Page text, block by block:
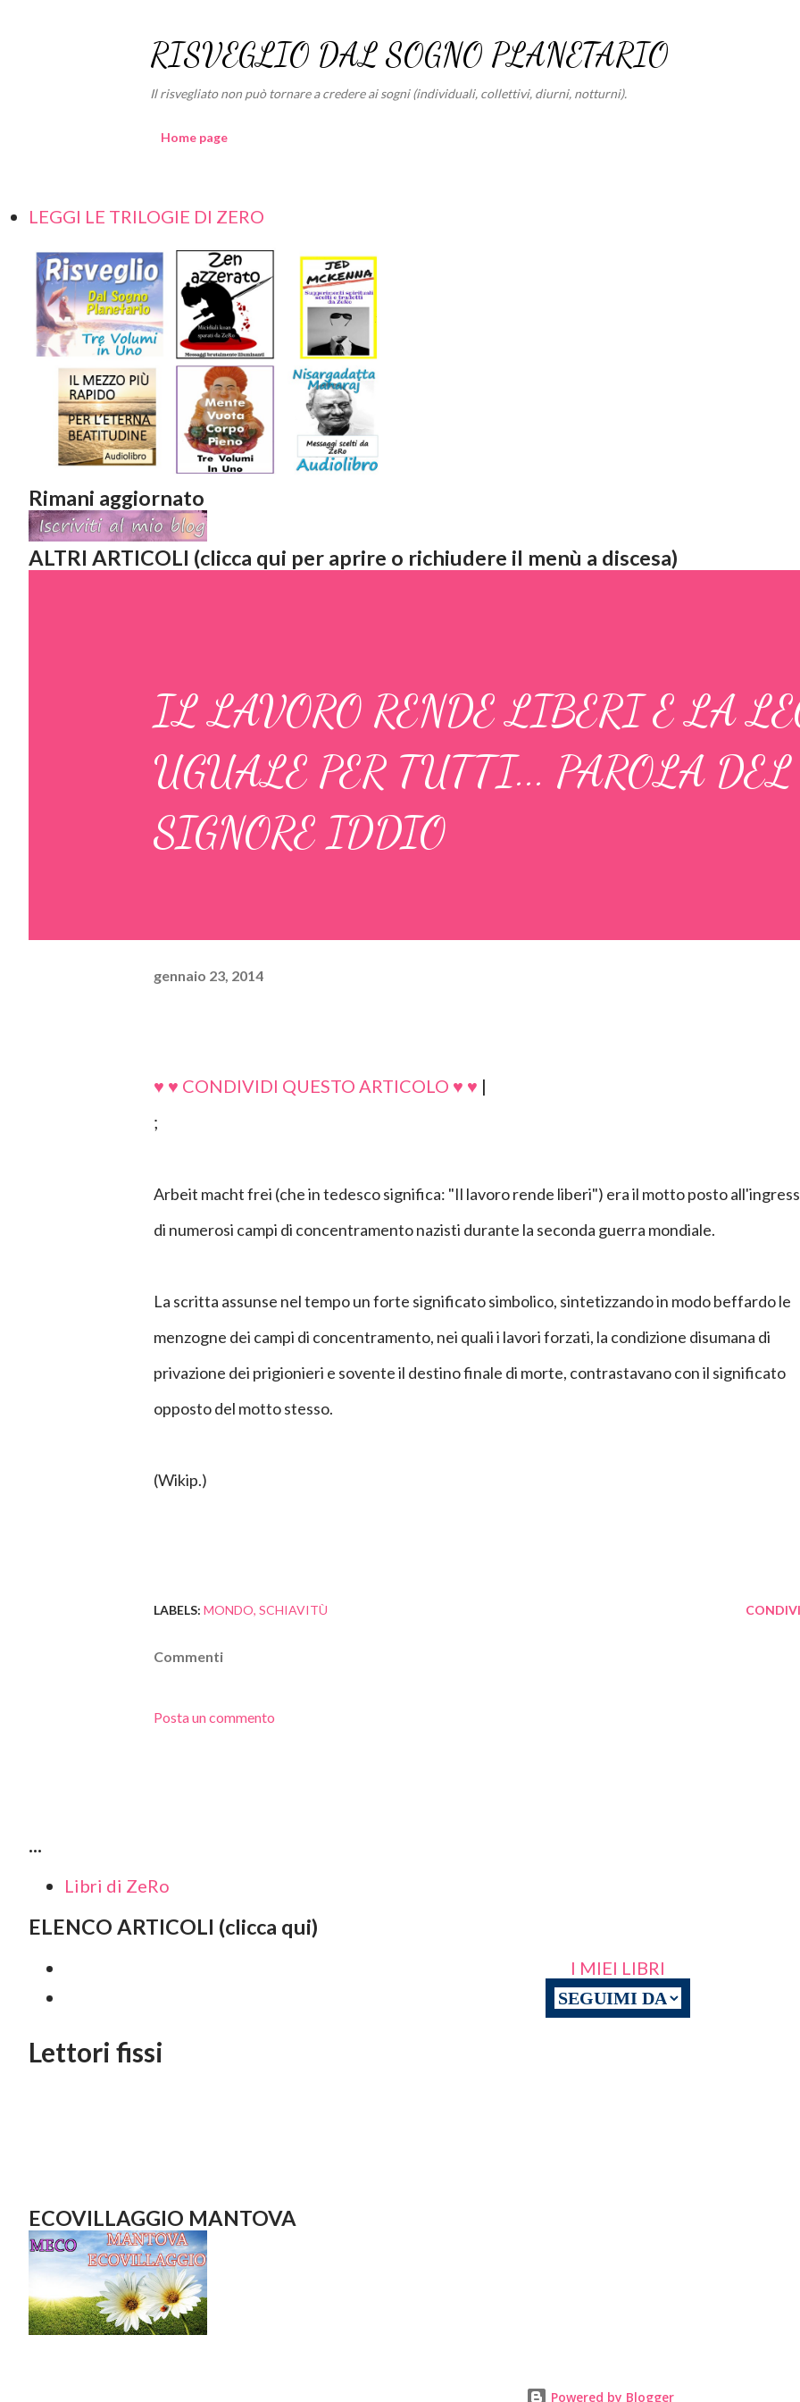
RISVEGLIO DAL SOGNO PLANETARIO
Il risvegliato non può tornare a credere ai sogni (individuali, collettivi, diurni, notturni).
Home page
LEGGI LE TRILOGIE DI ZERO
Rimani aggiornato
ALTRI ARTICOLI (clicca qui per aprire o richiudere il menù a discesa)
IL LAVORO RENDE LIBERI E LA
UGUALE PER TUTTI... PAROLA DEL
SIGNORE IDDIO
gennaio 23, 2014
♥ ♥ CONDIVIDI QUESTO ARTICOLO ♥ ♥ |
;
Arbeit macht frei (che in tedesco significa: "Il lavoro rende liberi") era il motto posto
di numerosi campi di concentramento nazisti durante la seconda guerra mondiale.
La scritta assunse nel tempo un forte significato simbolico, sintetizzando in modo beffardo le
menzogne dei campi di concentramento, nei quali i lavori forzati, la condizione disumana di
privazione dei prigionieri e sovente il destino finale di morte, contrastavano con il significato
opposto del motto stesso.
(Wikip.)
LABELS: MONDO SCHIAVITÙ
Commenti
Posta un commento
...
Libri di ZeRo
ELENCO ARTICOLI (clicca qui)
I MIEI LIBRI
Lettori fissi
ECOVILLAGGIO MANTOVA
Powered by Blogger